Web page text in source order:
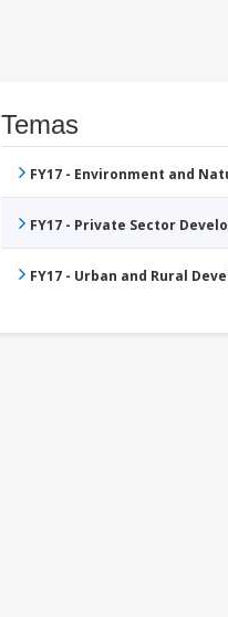
Temas
FY17 - Environment and
FY17 - Private Sector
FY17 - Urban and Rural